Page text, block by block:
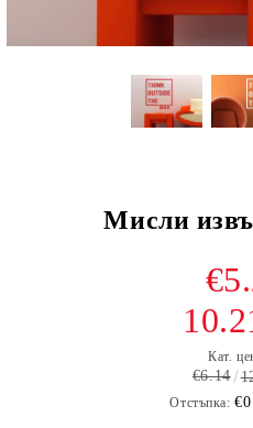
Мисли
Кат.
€6.14
Отстъпка: